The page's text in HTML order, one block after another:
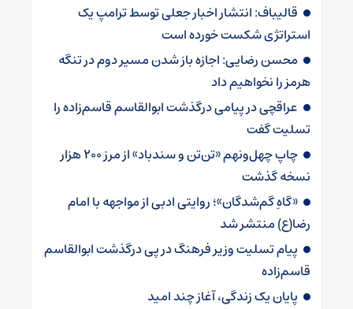
قالیباف: انتشار اخبار جعلی توسط ترامپ یک
استراتژی شکست خورده است
محسن رضایی: اجازه باز شدن مسیر دوم در تنگه
هرمز را نخواهیم داد
عراقچی در پیامی درگذشت ابوالقاسم قاسم‌زاده را
تسلیت گفت
چاپ چهل‌ونهم «تن‌تن و سندباد» از مرز ۲۰۰ هزار
نسخه گذشت
«گاهِ گم‌شدگان»؛ روایتی ادبی از مواجهه با امام
رضا(ع) منتشر شد
پیام تسلیت وزیر فرهنگ در پی درگذشت ابوالقاسم
قاسم‌زاده
پایان یک زندگی، آغاز چند امید